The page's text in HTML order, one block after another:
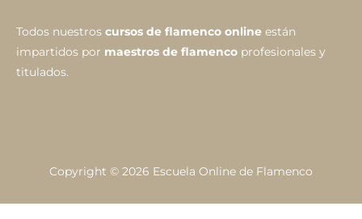
Todos nuestros cursos de flamenco online están
impartidos por maestros de flamenco profesionales y
titulados.
Copyright © 2026 Escuela Online de Flamenco